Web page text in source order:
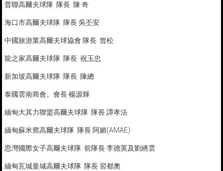
普聯高爾夫球隊 隊長 陳 奇
海口市高爾夫球隊 隊長 吳丕安
中國旅游業高爾夫球協會 隊長 曾松
龍之家高爾夫球隊 隊長 祝玉忠
新加坡高爾夫球隊 隊長 陳總
泰國雲南商會。會長 楊源輝
緬甸大其力聯盟高爾夫球隊 隊長 譚孝法
緬甸蘇米窩高爾夫球隊 隊長 阿媚(AMAE)
思灣國際女子高爾夫球隊 前隊長 李德英及劉綉雲
緬甸瓦城曼城高爾夫球隊 隊長 習都奧